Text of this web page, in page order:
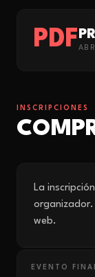
PDF
INSCRIPCIONES
La
organizador.
web.
EVENTO